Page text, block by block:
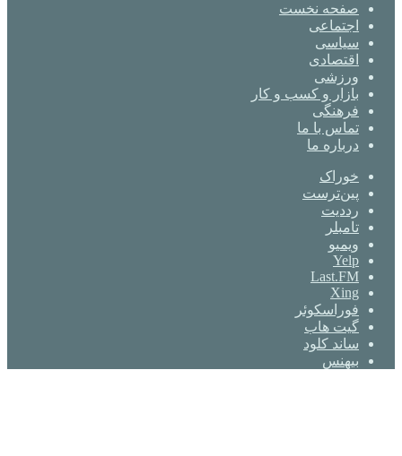
صفحه نخست
اجتماعی
سیاسی
اقتصادی
ورزشی
بازار و کسب و کار
فرهنگی
تماس با ما
درباره ما
خوراک
‫پین‌ترست
‫رددیت
‫تامبلر
ویمیو
Yelp
Last.FM
Xing
فوراسکوئر
گیت ‌هاب
ساند کلود
بیهنس